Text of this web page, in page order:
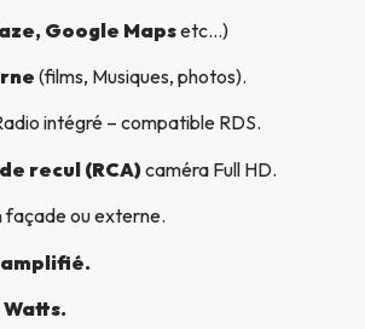
Google Mapsetc…)
(films, Musiques, photos).
intégré – compatible RDS.
recul (RCA)caméra Full HD.
façade ou externe.
Watts.